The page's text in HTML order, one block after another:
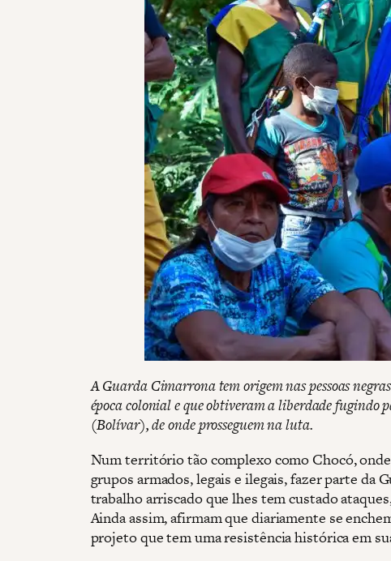
A Guarda Cimarrona tem origem nas pessoas
época colonial e que obtiveram a liberdade fugindo
(Bolívar), de onde prosseguem na luta.
Num território tão complexo como Chocó,
grupos armados, legais e ilegais, fazer parte da
trabalho arriscado que lhes tem custado
Ainda assim, afirmam que diariamente se
projeto que tem uma resistência histórica em